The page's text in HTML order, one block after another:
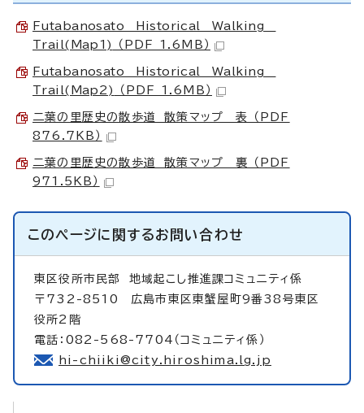
Futabanosato Historical Walking
Trail(Map1)
（PDF 1.6MB）
Futabanosato Historical Walking
Trail(Map2)
（PDF 1.6MB）
二葉の里歴史の散歩道 散策マップ 表 （PDF
876.7KB）
二葉の里歴史の散歩道 散策マップ 裏 （PDF
971.5KB）
このページに関するお問い合わせ
東区役所市民部 地域起こし推進課コミュニティ係
〒732-8510 広島市東区東蟹屋町9番38号東区
役所2階
電話：082-568-7704（コミュニティ係）
hi-chiiki@city.hiroshima.lg.jp